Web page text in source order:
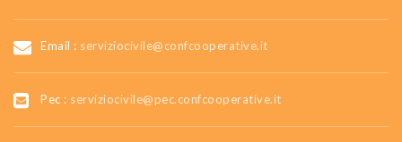
Email : serviziocivile@confcooperative.it
Pec : serviziocivile@pec.confcooperative.it